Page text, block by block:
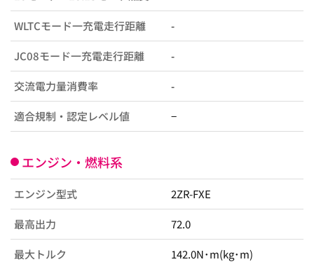
WLTCモード一充電走行距離 -
JC08モード一充電走行距離 -
交流電力量消費率 -
適合規制・認定レベル値 −
エンジン・燃料系
エンジン型式 2ZR-FXE
最高出力 72.0
最大トルク 142.0N･m(kg･m)